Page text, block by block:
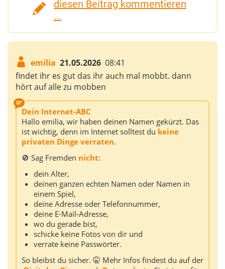
diesen Beitrag kommentieren
...
emilia 21.05.2026 08:41
findet ihr es gut das ihr auch mal mobbt. dann
hört auf alle zu mobben
Dein Internet-ABC
Hallo emilia, wir haben deinen Namen gekürzt. Das
ist wichtig, denn im Internet solltest du keine
privaten Dinge verraten.
🚫 Sag Fremden nicht:
dein Alter,
deinen ganzen echten Namen oder Namen in
einem Spiel,
deine Adresse oder Telefonnummer,
deine E‑Mail‑Adresse,
wo du gerade bist,
schicke keine Fotos von dir und
verrate keine Passwörter.
So bleibst du sicher. 🤫 Mehr Infos findest du auf der